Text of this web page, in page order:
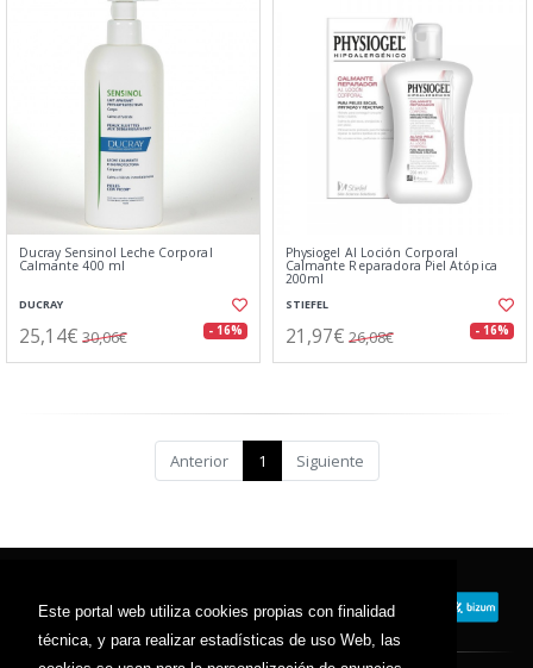
Este portal web utiliza cookies propias con finalidad
técnica, y para realizar estadísticas de uso Web, las
Ducray Sensinol Leche Corporal
Calmante 400 ml
DUCRAY
25,14€ 30,06€ - 16%
Physiogel AI Loción Corporal
Calmante Reparadora Piel Atópica
200ml
STIEFEL
21,97€ 26,08€ - 16%
Anterior 1 Siguiente